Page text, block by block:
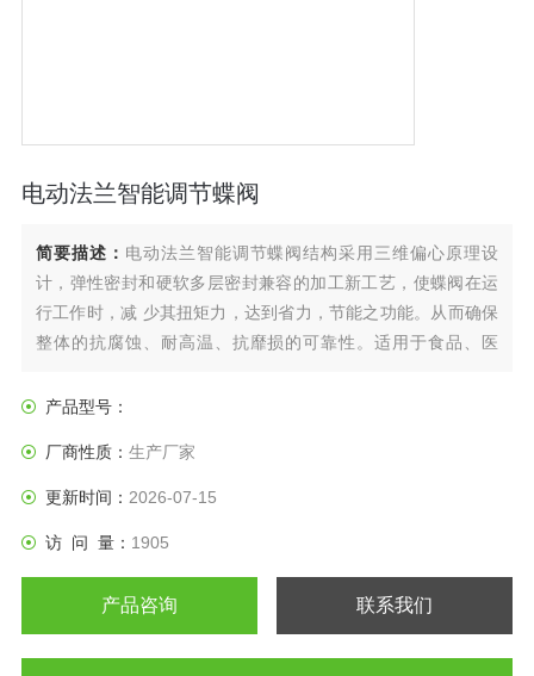
电动法兰智能调节蝶阀
简要描述： 电动法兰智能调节蝶阀结构采用三维偏心原理设
计，弹性密封和硬软多层密封兼容的加工新工艺，使蝶阀在运
行工作时，减 少其扭矩力，达到省力，节能之功能。从而确保
整体的抗腐蚀、耐高温、抗靡损的可靠性。适用于食品、医
排水管道上作调节流量和截断流体装置。
产品型号：
厂商性质： 生产厂家
更新时间： 2026-07-15
访 问 量： 1905
产品咨询 联系我们